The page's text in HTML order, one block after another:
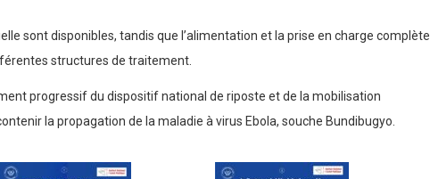
sont disponibles, tandis que l’alimentation et la prise en charge complète
structures de traitement.
progressif du dispositif national de riposte et de la mobilisation
la propagation de la maladie à virus Ebola, souche Bundibugyo.